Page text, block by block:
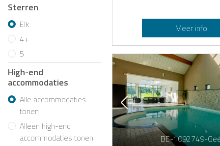
Sterren
Elk
4+
5
High-end
accommodaties
Alle accommodaties
tonen
Alleen high-end
accommodaties tonen
Meer info
BE-1092749-